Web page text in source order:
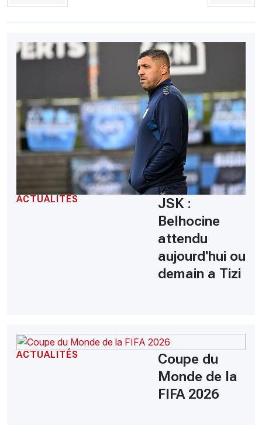
ACTUALITÉS
JSK :
Belhocine
attendu
aujourd'hui ou
demain a Tizi
ACTUALITÉS
Coupe du
Monde de la
FIFA 2026